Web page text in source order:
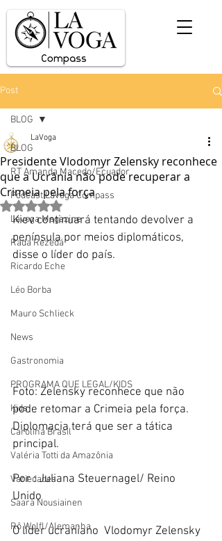
Post
BLOG
RT Amanda Macedo/Ecuador
Podcast Lavoga Compass
Lavoga Magazine
Rada Rezedá
Ricardo Eche
Léo Borba
Mauro Schlieck
News
Gastronomia
PROGRAMA QUE LEGAL/KIDS
Kids
Carolina Brasil
Valéria Totti da Amazônia
Variedades
Saara Nousiainen
Rô Wolfl/Alemanha
BLOG
Presidente Vlodomyr Zelensky reconhece
que a Ucrânia não pode recuperar a
Crimeia pela força
LaVoga
Avaliado com NaN de 5 estrelas.
Kiev continuará tentando devolver a
península por meios diplomáticos,
disse o líder do país.
Foto: Zelensky reconhece que não
pode retomar a Crimeia pela força.
Diplomacia terá que ser a tática
principal.
Por : Juliana Steuernagel/ Reino
Unido
O líder ucraniano  Vlodomyr Zelensky